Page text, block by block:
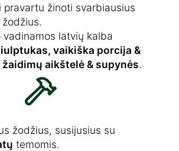
pravartu žinoti svarbiausius
vadinamos latvių kalba
vaikiška porcija &
žaidimų aikštelė & supynės.
žodžius, susijusius su
temomis.